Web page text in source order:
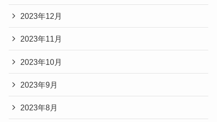
2023年12月
2023年11月
2023年10月
2023年9月
2023年8月